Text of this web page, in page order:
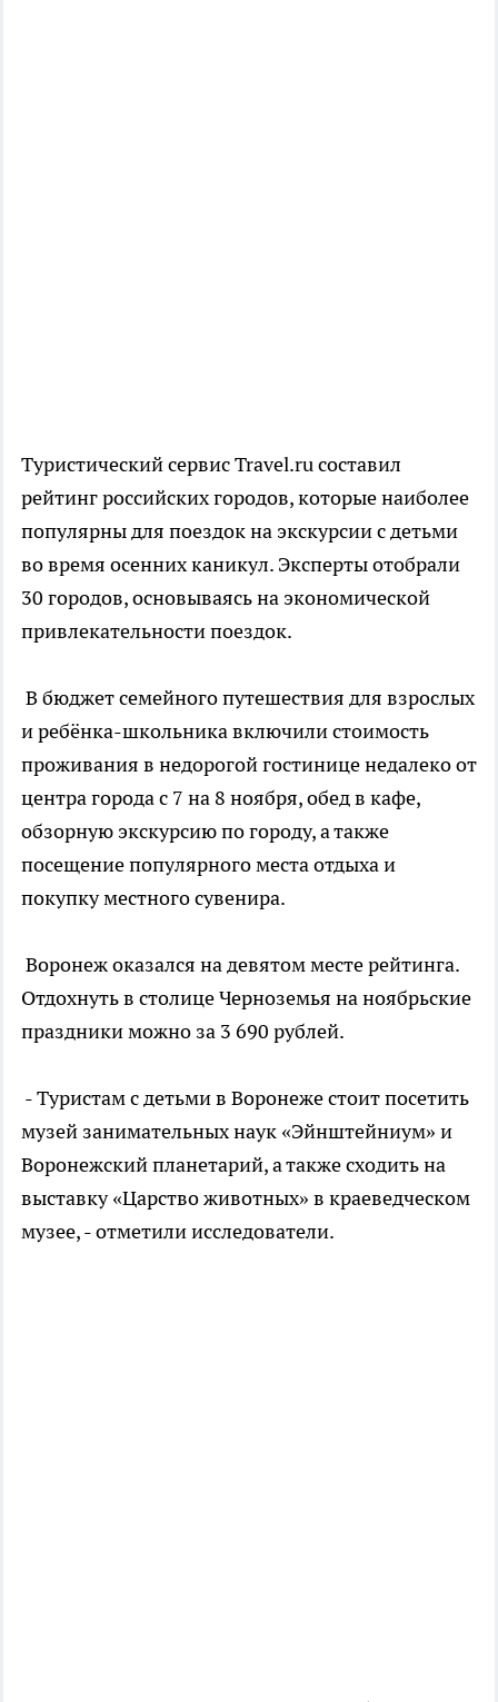
Туристический сервис Travel.ru составил
рейтинг российских городов, которые наиболее
популярны для поездок на экскурсии с детьми
во время осенних каникул. Эксперты отобрали
30 городов, основываясь на экономической
привлекательности поездок.
В бюджет семейного путешествия для взрослых
и ребёнка-школьника включили стоимость
проживания в недорогой гостинице недалеко от
центра города с 7 на 8 ноября, обед в кафе,
обзорную экскурсию по городу, а также
посещение популярного места отдыха и
покупку местного сувенира.
Воронеж оказался на девятом месте рейтинга.
Отдохнуть в столице Черноземья на ноябрьские
праздники можно за 3 690 рублей.
- Туристам с детьми в Воронеже стоит посетить
музей занимательных наук «Эйнштейниум» и
Воронежский планетарий, а также сходить на
выставку «Царство животных» в краеведческом
музее, - отметили исследователи.